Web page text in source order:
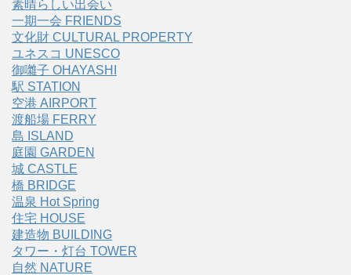
素晴らしい出会い
一期一会 FRIENDS
文化財 CULTURAL PROPERTY
ユネスコ UNESCO
御囃子 OHAYASHI
駅 STATION
空港 AIRPORT
渡船場 FERRY
島 ISLAND
庭園 GARDEN
城 CASTLE
橋 BRIDGE
温泉 Hot Spring
住宅 HOUSE
建造物 BUILDING
タワー・灯台 TOWER
自然 NATURE